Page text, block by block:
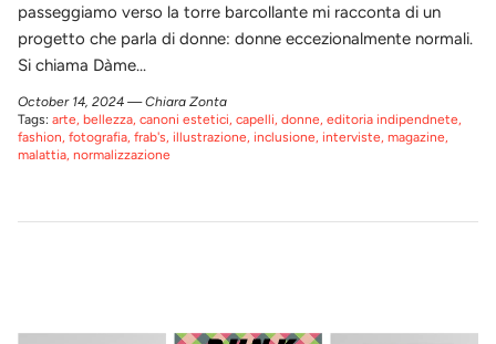
passeggiamo verso la torre barcollante mi racconta di un
progetto che parla di donne: donne eccezionalmente normali.
Si chiama Dàme...
October 14, 2024 —Chiara Zonta
Tags: arte bellezza canoni estetici capelli donne editoria indipendnete
fashion fotografia frab's illustrazione inclusione interviste magazine
malattia normalizzazione